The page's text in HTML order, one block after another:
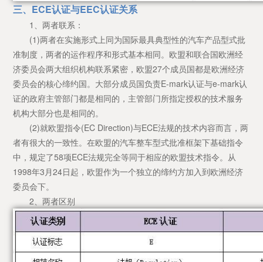
三、ECE认证与EEC认证关系
1、两者联系：
(1)两者在实施形式上同为国际最具典型性的汽车产品型式批
准制度，两者的运作程序和形式基本相同。欧盟和联合国欧洲经
济委员会两大组织机构联系紧密，欧盟27个成员国都是欧洲经济
委员会的核心缔约国。大部分成员国负责E-mark认证与e-mark认
证的政府主管部门都是相同的，主管部门所指定授权的技术服务
机构大部分也是相同的。
(2)就欧盟指令(EC Direction)与ECE法规的技术内容而言，两
者有很大的一致性。在欧盟的汽车整车型式批准框架下基础指令
中，规定了58项ECE法规完全等同于相应的欧盟技术指令。从
1998年3月24日起，欧盟作为一个独立的缔约方加入到欧洲经济
委员会下。
2、两者区别